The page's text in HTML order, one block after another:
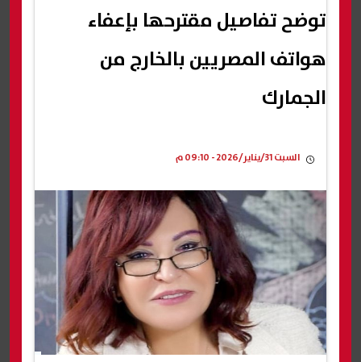
توضح تفاصيل مقترحها بإعفاء
هواتف المصريين بالخارج من
الجمارك
السبت 31/يناير/2026 - 09:10 م